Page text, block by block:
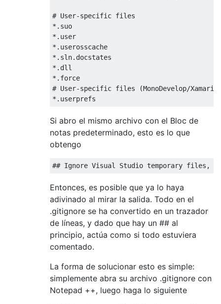
# User-specific files
*.suo
*.user
*.userosscache
*.sln.docstates
*.dll
*.force
# User-specific files (MonoDevelop/
Si abro el mismo archivo con el Bloc de
notas predeterminado, esto es lo que
obtengo
Entonces, es posible que ya lo haya
adivinado al mirar la salida. Todo en el
.gitignore se ha convertido en un trazador
de líneas, y dado que hay un ## al
principio, actúa como si todo estuviera
comentado.
La forma de solucionar esto es simple:
simplemente abra su archivo .gitignore con
Notepad ++, luego haga lo siguiente